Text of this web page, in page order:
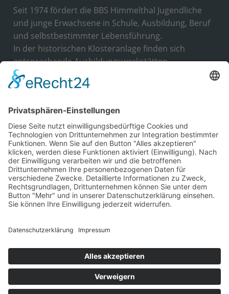
Seit 1974 fördert die BBS Himmelthal Jugendliche
und junge Erwachsene in Schule, Ausbildung, Beruf
und selbstbestimmter Lebensführung.
In der historischen Klosteranlage finden sich
entsprechende Ausbildungswerkstätten,
Unterrichtsräume und ein Wohnbereich.
Wir habendie Trägerzulassung nach AZAV
durch die DeuZert GmbH.
KONTAKT
BBS Himmelthal
Kloster Himmelthal 1
63820 Elsenfeld, Deutschland
Tel.: 0 93 74 / 97 10 - 0